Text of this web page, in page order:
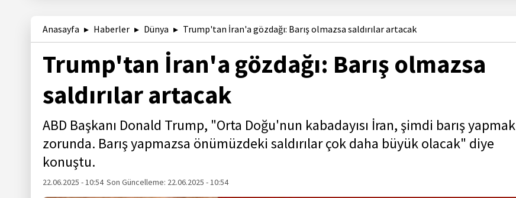
Anasayfa Haberler Dünya Trump'tan İran'a gözdağı: Barış olmazsa saldırılar artacak
Trump'tan İran'a gözdağı: Barış olmazsa
saldırılar artacak
ABD Başkanı Donald Trump, "Orta Doğu'nun kabadayısı İran, şimdi barış yapmak
zorunda. Barış yapmazsa önümüzdeki saldırılar çok daha büyük olacak" diye
konuştu.
22.06.2025 - 10:54 Son Güncelleme: 22.06.2025 - 10:54